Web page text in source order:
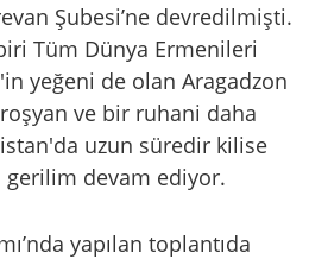
Şubesi’ne devredilmişti.
Tüm Dünya Ermenileri
yeğeni de olan Aragadzon
ve bir ruhani daha
uzun süredir kilise
gerilim devam ediyor.
yapılan toplantıda